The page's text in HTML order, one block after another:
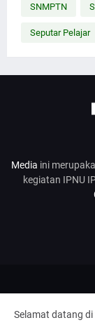
SNMPTN
Seputar Pelajar
Media ini
kegiatan IPNU
Google News
Selamat datang